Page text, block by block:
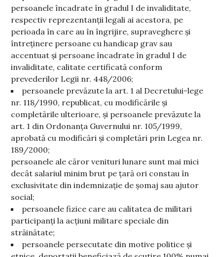
persoanele încadrate în gradul I de invaliditate,
respectiv reprezentanții legali ai acestora, pe
perioada în care au în îngrijire, supraveghere şi
întreţinere persoane cu handicap grav sau
accentuat şi persoane încadrate în gradul I de
invaliditate, calitate certificată conform
prevederilor Legii nr. 448/2006;
persoanele prevăzute la art. 1 al Decretului-lege
nr. 118/1990, republicat, cu modificările şi
completările ulterioare, şi persoanele prevăzute la
art. 1 din Ordonanța Guvernului nr. 105/1999,
aprobată cu modificări şi completări prin Legea nr.
189/2000;
persoanele ale căror venituri lunare sunt mai mici
decât salariul minim brut pe țară ori constau în
exclusivitate din indemnizație de șomaj sau ajutor
social;
persoanele fizice care au calitatea de militari
participanți la acțiuni militare speciale din
străinătate;
persoanele persecutate din motive politice și